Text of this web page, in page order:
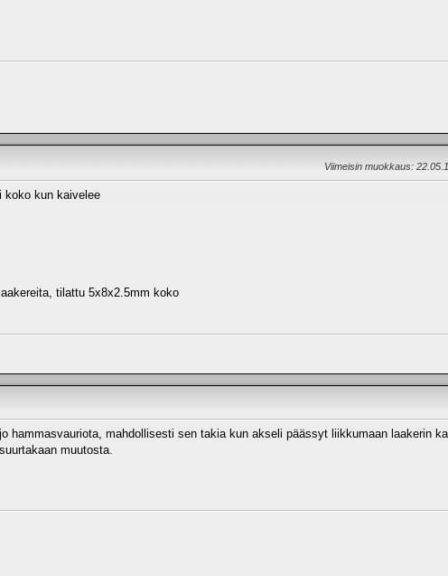
Viimeisin muokkaus:
koko kun kaivelee
tilattu 5x8x2.5mm koko
hammasvauriota, mahdollisesti sen takia kun akseli päässyt liikkumaan laakerin
muutosta.